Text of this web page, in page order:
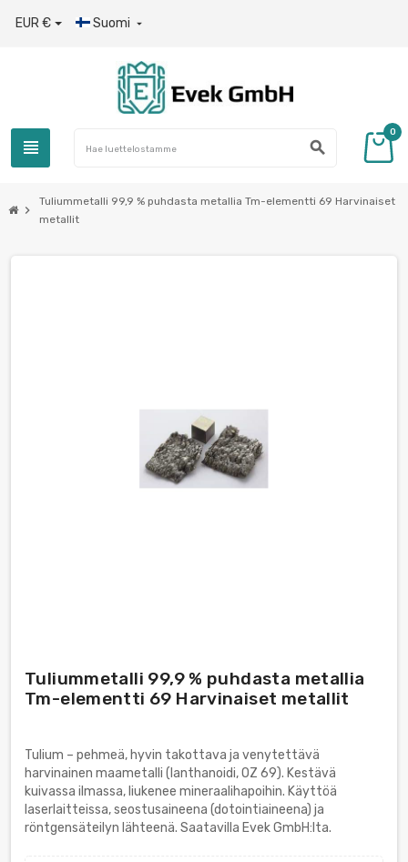
EUR € Suomi 
view_headline search
0
chevron_right
Tuliummetalli 99,9 % puhdasta metallia Tm-elementti 69 Harvinaiset
metallit
Tuliummetalli 99,9 % puhdasta metallia
Tm-elementti 69 Harvinaiset metallit
Tulium – pehmeä, hyvin takottava ja venytettävä
harvinainen maametalli (lanthanoidi, OZ 69). Kestävä
kuivassa ilmassa, liukenee mineraalihapoihin. Käyttöä
laserlaitteissa, seostusaineena (dotointiaineena) ja
röntgensäteilyn lähteenä. Saatavilla Evek GmbH:lta.